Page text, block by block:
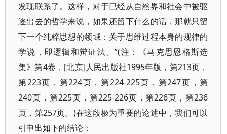
发现联系了。这样，对于已经从自然界和社会中被驱
逐出去的哲学来说，如果还留下什么的话，那就只留
下一个纯粹思想的领域：关于思维过程本身的规律的
学说，即逻辑和辩证法。”(注：《马克思恩格斯选
集》第4卷，[北京]人民出版社1995年版，第213页，
第223页，第224页，第224-225页，第247页，第
240页，第225页，第225-226页，第226页，第236
页，第257页。)在这段极为重要的论述中，我们可以
引申出如下的结论：